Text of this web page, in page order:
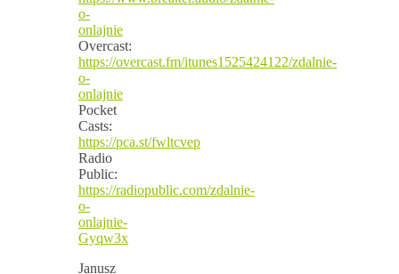
o-
onlajnie
Overcast:
https://overcast.fm/itunes1525424122/zdalnie-
o-
onlajnie
Pocket
Casts:
https://pca.st/fwltcvep
Radio
Public:
https://radiopublic.com/zdalnie-
o-
onlajnie-
Gyqw3x
Janusz